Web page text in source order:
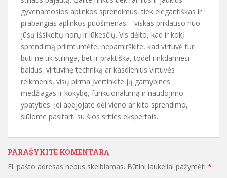
gyvenamosios aplinkos sprendimus, tiek elegantiškas ir
prabangias aplinkos puošmenas – viskas priklauso nuo
jūsų išsikeltų norų ir lūkesčių. Vis dėlto, kad ir kokį
sprendimą priimtumėte, nepamirškite, kad virtuvė turi
būti ne tik stilinga, bet ir praktiška, todėl rinkdamiesi
baldus, virtuvinę techniką ar kasdienius virtuvės
reikmenis, visų pirma įvertinkite jų gamybines
medžiagas ir kokybę, funkcionalumą ir naudojimo
ypatybes. Jei abejojate dėl vieno ar kito sprendimo,
siūlome pasitarti su šios srities ekspertais.
PARAŠYKITE KOMENTARĄ
El. pašto adresas nebus skelbiamas. Būtini laukeliai pažymėti *